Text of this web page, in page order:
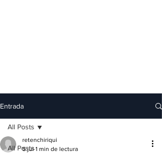
Entrada
All Posts
All Posts
retenchiriqui
5 jul 1 min de lectura